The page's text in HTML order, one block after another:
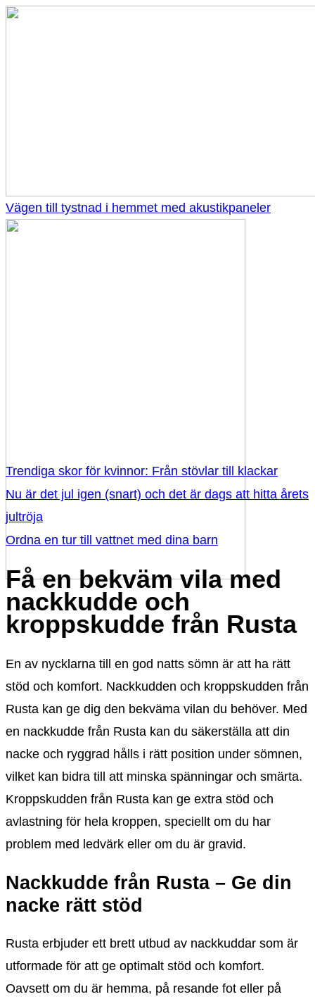
Vägen till tystnad i hemmet med akustikpaneler
Trendiga skor för kvinnor: Från stövlar till klackar
Nu är det jul igen (snart) och det är dags att hitta årets
jultröja
Ordna en tur till vattnet med dina barn
Få en bekväm vila med
nackkudde och
kroppskudde från Rusta
En av nycklarna till en god natts sömn är att ha rätt
stöd och komfort. Nackkudden och kroppskudden från
Rusta kan ge dig den bekväma vilan du behöver. Med
en nackkudde från Rusta kan du säkerställa att din
nacke och ryggrad hålls i rätt position under sömnen,
vilket kan bidra till att minska spänningar och smärta.
Kroppskudden från Rusta kan ge extra stöd och
avlastning för hela kroppen, speciellt om du har
problem med ledvärk eller om du är gravid.
Nackkudde från Rusta – Ge din
nacke rätt stöd
Rusta erbjuder ett brett utbud av nackkuddar som är
utformade för att ge optimalt stöd och komfort.
Oavsett om du är hemma, på resande fot eller på